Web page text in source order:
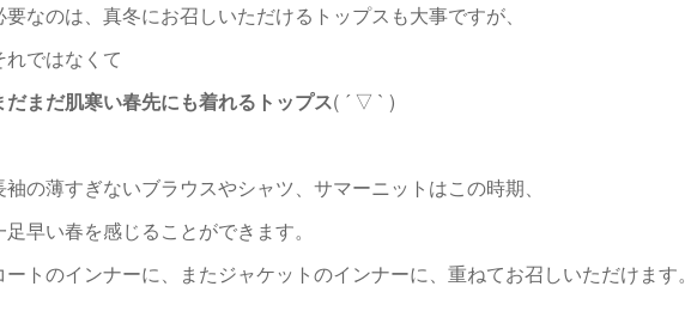
要なのは、真冬にお召しいただけるトップスも大事ですが、
れではなくて
だまだ肌寒い春先にも着れるトップス( ´ ▽ ` )
袖の薄すぎないブラウスやシャツ、サマーニットはこの時期、
足早い春を感じることができます。
ートのインナーに、またジャケットのインナーに、重ねてお召しいただけます。